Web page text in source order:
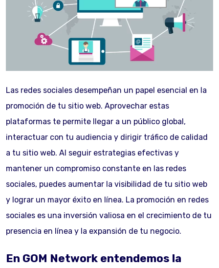
Las redes sociales desempeñan un papel esencial en la
promoción de tu sitio web. Aprovechar estas
plataformas te permite llegar a un público global,
interactuar con tu audiencia y dirigir tráfico de calidad
a tu sitio web. Al seguir estrategias efectivas y
mantener un compromiso constante en las redes
sociales, puedes aumentar la visibilidad de tu sitio web
y lograr un mayor éxito en línea. La promoción en redes
sociales es una inversión valiosa en el crecimiento de tu
presencia en línea y la expansión de tu negocio.
En GOM Network entendemos la